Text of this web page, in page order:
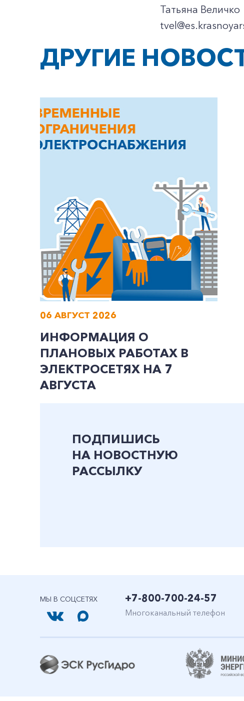
Татьяна Величко
ДРУГИЕ
06 АВГУСТ 2026
ИНФОРМАЦИЯ О
ПЛАНОВЫХ РАБОТАХ В
ЭЛЕКТРОСЕТЯХ НА 7
АВГУСТА
ПОДПИШИСЬ
НА НОВОСТНУЮ
РАССЫЛКУ
МЫ В СОЦСЕТЯХ +7-800-700-24-57
Многоканальный телефон